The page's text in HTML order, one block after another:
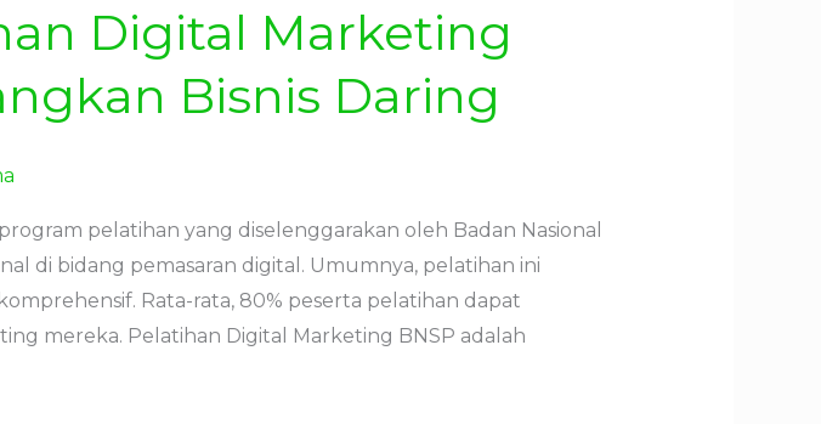
Digital Marketing
Bisnis Daring
pelatihan yang diselenggarakan oleh Badan Nasional
di bidang pemasaran digital. Umumnya, pelatihan ini
Rata-rata, 80% peserta pelatihan dapat
mereka. Pelatihan Digital Marketing BNSP adalah